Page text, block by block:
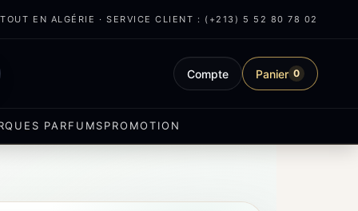
EN ALGÉRIE · SERVICE CLIENT : (+213) 5 52 80 78 02
Compte Panier 0
PARFUMSPROMOTION